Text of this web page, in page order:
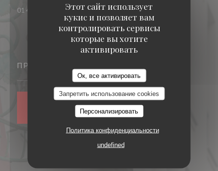
Этот сайт использует
кукис и позволяет вам
контролировать сервисы
которые вы хотите
активировать
Ок, все активировать
Запретить использование cookies
Персонализировать
Политика конфиденциальности
undefined
01 43 54 99 37
ПРИСОЕДИНЯЙТЕСЬ К НАМ
НОВОСТНАЯ
РАССЫЛКА